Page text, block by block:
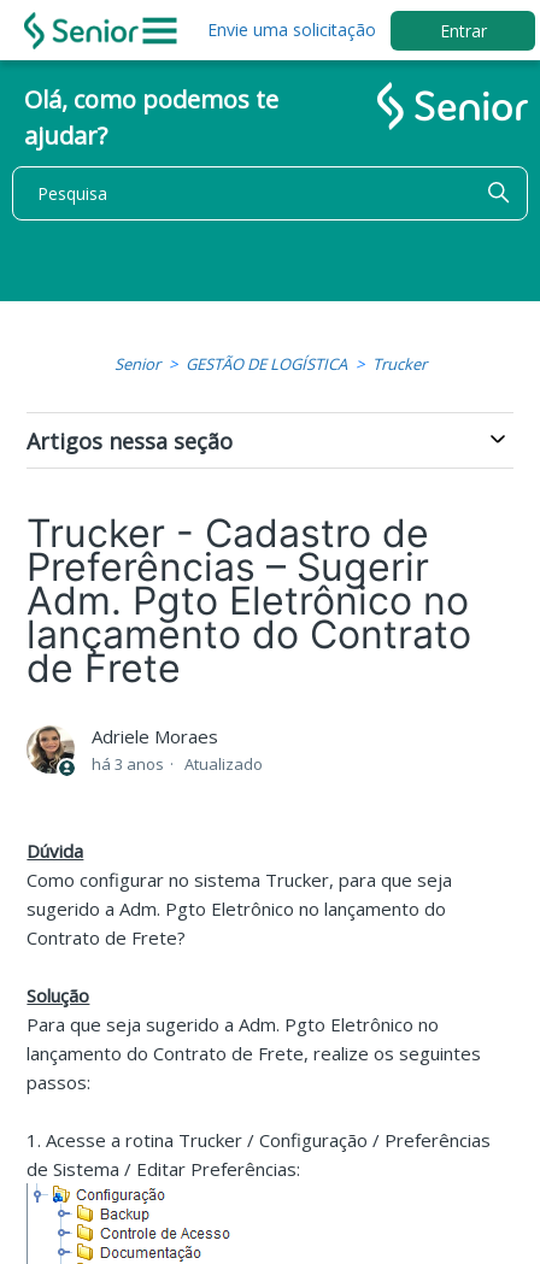
Envie uma solicitação Entrar
Olá, como podemos te
ajudar?
Senior GESTÃO DE LOGÍSTICA Trucker
Artigos nessa seção
Trucker - Cadastro de
Preferências – Sugerir
Adm. Pgto Eletrônico no
lançamento do Contrato
de Frete
Adriele Moraes
há 3 anos Atualizado
Dúvida
Como configurar no sistema Trucker, para que seja
sugerido a Adm. Pgto Eletrônico no lançamento do
Contrato de Frete?
Solução
Para que seja sugerido a Adm. Pgto Eletrônico no
lançamento do Contrato de Frete, realize os seguintes
passos:
1. Acesse a rotina Trucker / Configuração / Preferências
de Sistema / Editar Preferências: